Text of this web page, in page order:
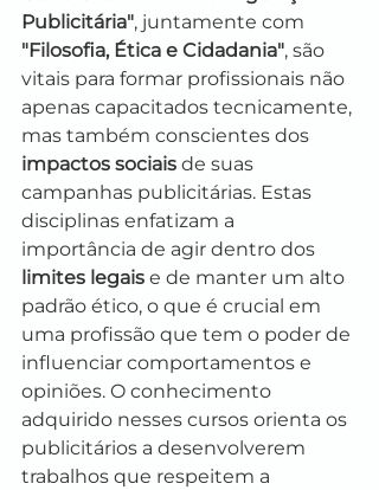
Publicitária", juntamente com
"Filosofia, Ética e Cidadania", são
vitais para formar profissionais não
apenas capacitados tecnicamente,
mas também conscientes dos
impactos sociais de suas
campanhas publicitárias. Estas
disciplinas enfatizam a
importância de agir dentro dos
limites legais e de manter um alto
padrão ético, o que é crucial em
uma profissão que tem o poder de
influenciar comportamentos e
opiniões. O conhecimento
adquirido nesses cursos orienta os
publicitários a desenvolverem
trabalhos que respeitem a